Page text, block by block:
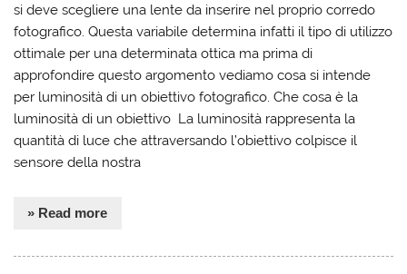
si deve scegliere una lente da inserire nel proprio corredo
fotografico. Questa variabile determina infatti il tipo di utilizzo
ottimale per una determinata ottica ma prima di
approfondire questo argomento vediamo cosa si intende
per luminosità di un obiettivo fotografico. Che cosa è la
luminosità di un obiettivo La luminosità rappresenta la
quantità di luce che attraversando l’obiettivo colpisce il
sensore della nostra
» Read more